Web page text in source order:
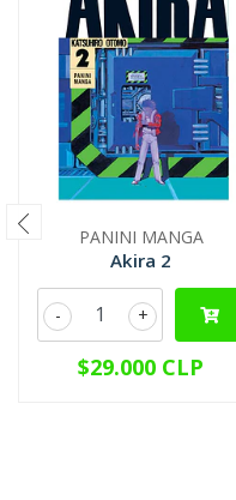
PANINI MANGA
Akira 2
+
-
$29.000 CLP